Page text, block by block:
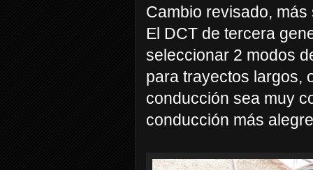
Cambio revisado,
El DCT de tercera
seleccionar 2 modos
para trayectos largos,
conducción sea muy
conducción más